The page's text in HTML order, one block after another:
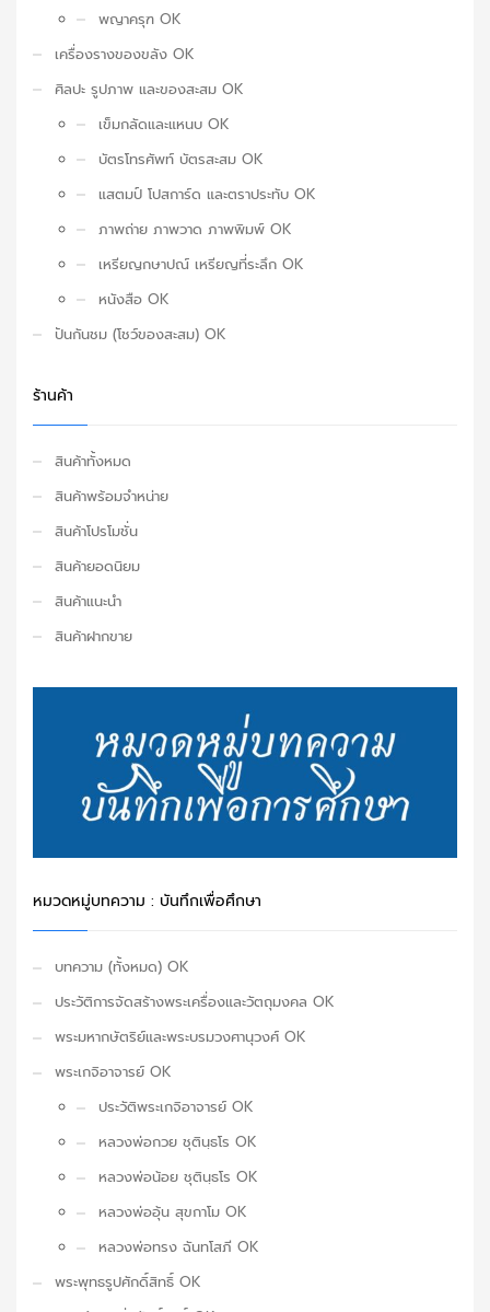
พญาครุฑ OK
เครื่องรางของขลัง OK
ศิลปะ รูปภาพ และของสะสม OK
เข็มกลัดและแหนบ OK
บัตรโทรศัพท์ บัตรสะสม OK
แสตมป์ โปสการ์ด และตราประทับ OK
ภาพถ่าย ภาพวาด ภาพพิมพ์ OK
เหรียญกษาปณ์ เหรียญที่ระลึก OK
หนังสือ OK
ปันกันชม (โชว์ของสะสม) OK
ร้านค้า
สินค้าทั้งหมด
สินค้าพร้อมจำหน่าย
สินค้าโปรโมชั่น
สินค้ายอดนิยม
สินค้าแนะนำ
สินค้าฝากขาย
หมวดหมู่บทความ : บันทึกเพื่อศึกษา
บทความ (ทั้งหมด) OK
ประวัติการจัดสร้างพระเครื่องและวัตถุมงคล OK
พระมหากษัตริย์และพระบรมวงศานุวงศ์ OK
พระเกจิอาจารย์ OK
ประวัติพระเกจิอาจารย์ OK
หลวงพ่อกวย ชุตินฺธโร OK
หลวงพ่อน้อย ชุตินฺธโร OK
หลวงพ่ออุ้น สุขกาโม OK
หลวงพ่อทรง ฉันทโสภี OK
พระพุทธรูปศักดิ์สิทธิ์ OK